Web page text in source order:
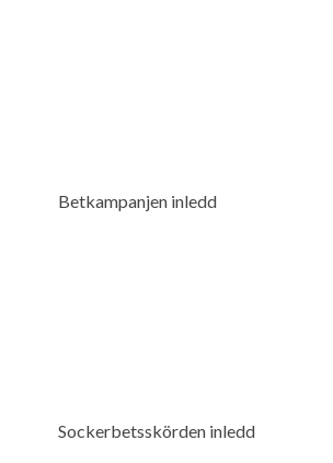
Betkampanjen inledd
Sockerbetsskörden inledd